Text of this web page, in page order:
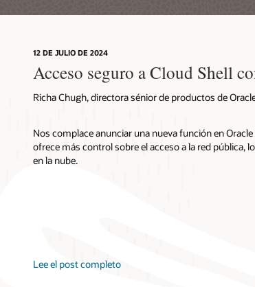
12 DE JULIO DE 2024
Acceso seguro a Cloud Shell
Richa Chugh, directora sénior de productos de
Nos complace anunciar una nueva función en
ofrece más control sobre el acceso a la red pública,
en la nube.
Lee el post completo